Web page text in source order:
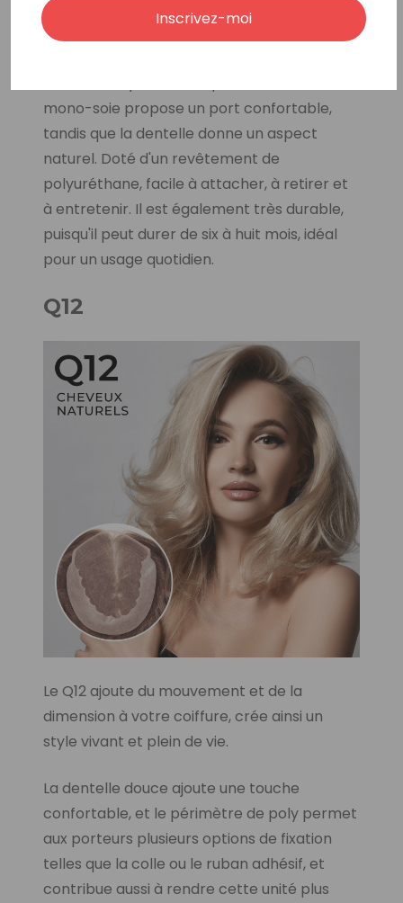
une apparence diverse.
mono-soie propose un port confortable,
tandis que la dentelle donne un aspect
naturel. Doté d'un revêtement de
polyuréthane, facile à attacher, à retirer et
à entretenir. Il est également très durable,
puisqu'il peut durer de six à huit mois, idéal
pour un usage quotidien.
Q12
Le Q12 ajoute du mouvement et de la
dimension à votre coiffure, crée ainsi un
style vivant et plein de vie.
La dentelle douce ajoute une touche
confortable, et le périmètre de poly permet
aux porteurs plusieurs options de fixation
telles que la colle ou le ruban adhésif, et
contribue aussi à rendre cette unité plus
Inscrivez-moi